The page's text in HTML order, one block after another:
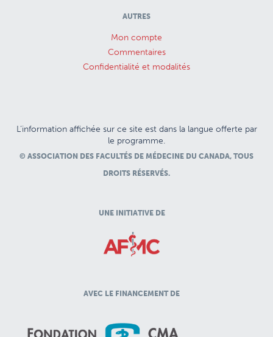
AUTRES
Mon compte
Commentaires
Confidentialité et modalités
L’information affichée sur ce site est dans la langue offerte par
le programme.
© ASSOCIATION DES FACULTÉS DE MÉDECINE DU CANADA, TOUS
DROITS RÉSERVÉS.
UNE INITIATIVE DE
AVEC LE FINANCEMENT DE